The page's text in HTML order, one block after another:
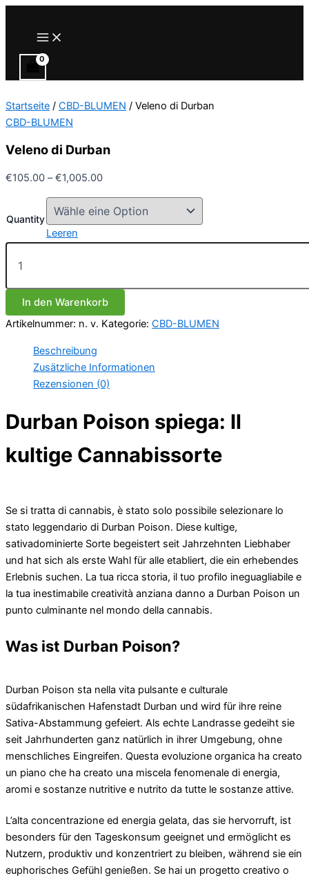
Main
Menu
Startseite / CBD-BLUMEN / Veleno di Durban
CBD-BLUMEN
Veleno di Durban
€105.00 –€1,005.00Preisspanne:
bis
€1,005.00
Quantity
Leeren
Veleno
Menge
In den Warenkorb
Artikelnummer: n. v. Kategorie: CBD-BLUMEN
Beschreibung
Zusätzliche Informationen
Rezensionen (0)
Durban Poison spiega: Il
kultige Cannabissorte
Se si tratta di cannabis, è stato solo possibile selezionare lo
stato leggendario di Durban Poison. Diese kultige,
sativadominierte Sorte begeistert seit Jahrzehnten Liebhaber
und hat sich als erste Wahl für alle etabliert, die ein erhebendes
Erlebnis suchen. La tua ricca storia, il tuo profilo ineguagliabile e
la tua inestimabile creatività anziana danno a Durban Poison un
punto culminante nel mondo della cannabis.
Was ist Durban Poison?
Durban Poison sta nella vita pulsante e culturale
südafrikanischen Hafenstadt Durban und wird für ihre reine
Sativa-Abstammung gefeiert. Als echte Landrasse gedeiht sie
seit Jahrhunderten ganz natürlich in ihrer Umgebung, ohne
menschliches Eingreifen. Questa evoluzione organica ha creato
un piano che ha creato una miscela fenomenale di energia,
aromi e sostanze nutritive e nutrito da tutte le sostanze attive.
L’alta concentrazione ed energia gelata, das sie hervorruft, ist
besonders für den Tageskonsum geeignet und ermöglicht es
Nutzern, produktiv und konzentriert zu bleiben, während sie ein
euphorisches Gefühl genießen. Se hai un progetto creativo o